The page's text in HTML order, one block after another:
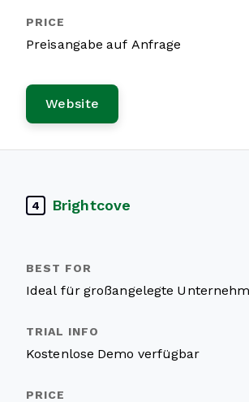
Preisangabe auf Anfrage
Website
4 Brightcove
Ideal für großangelegte
Kostenlose Demo verfügbar